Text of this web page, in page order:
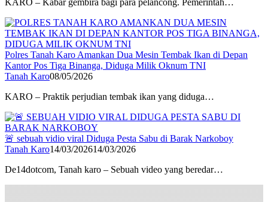
Polres Tanah Karo Amankan Dua Mesin Tembak Ikan di Depan
Kantor Pos Tiga Binanga, Diduga Milik Oknum TNI
Tanah Karo08/05/2026
KARO – Praktik perjudian tembak ikan yang diduga…
🚨 sebuah vidio viral Diduga Pesta Sabu di Barak Narkoboy
Tanah Karo14/03/202614/03/2026
De14dotcom, Tanah karo – Sebuah video yang beredar…